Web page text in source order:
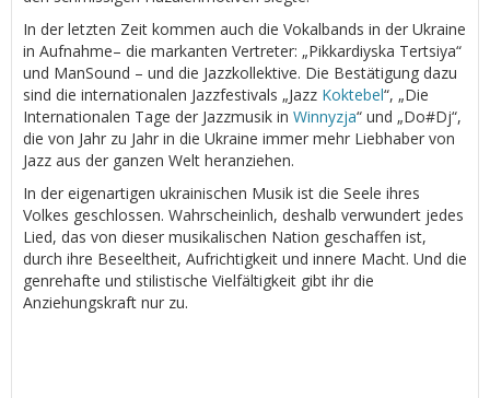
In der letzten Zeit kommen auch die Vokalbands in der Ukraine
in Aufnahme– die markanten Vertreter: „Pikkardiyska Tertsiya“
und ManSound – und die Jazzkollektive. Die Bestätigung dazu
sind die internationalen Jazzfestivals „Jazz Koktebel“, „Die
Internationalen Tage der Jazzmusik in Winnyzja“ und „Do#Dj“,
die von Jahr zu Jahr in die Ukraine immer mehr Liebhaber von
Jazz aus der ganzen Welt heranziehen.
In der eigenartigen ukrainischen Musik ist die Seele ihres
Volkes geschlossen. Wahrscheinlich, deshalb verwundert jedes
Lied, das von dieser musikalischen Nation geschaffen ist,
durch ihre Beseeltheit, Aufrichtigkeit und innere Macht. Und die
genrehafte und stilistische Vielfältigkeit gibt ihr die
Anziehungskraft nur zu.